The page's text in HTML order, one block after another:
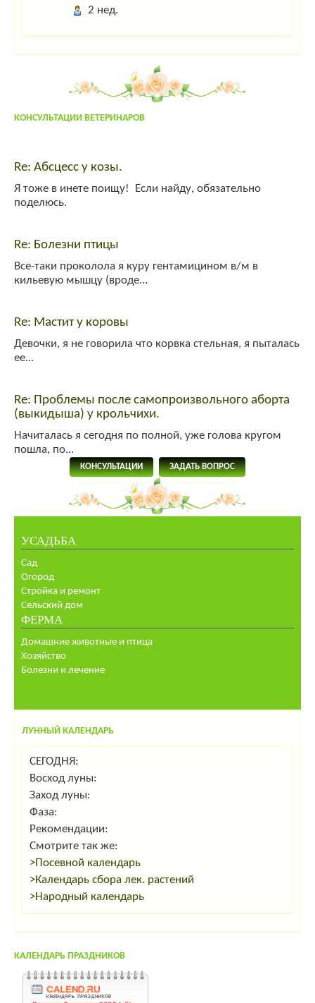
Гость_1236: цафвымфывам
детей,и это не значит что он сэксопильный,просто нос линный,всё
Дорогие гости! Для захода на сайт нажмите "Вход" в правом
верхнем углу. Если вы тут впервые- пройдите несложную "регистрацию"!
admin:привет!
yuly:
2 нед.
КОНСУЛЬТАЦИИ ВЕТЕРИНАРОВ
Re: Абсцесс у козы.
Я тоже в инете поищу! Если найду, обязательно
поделюсь.
Re: Болезни птицы
Все-таки проколола я куру гентамицином в/м в
кильевую мышцу (вроде...
Re: Мастит у коровы
Девочки, я не говорила что корвка стельная, я пыталась
ее...
Re: Проблемы после самопроизвольного аборта
(выкидыша) у крольчихи.
Начиталась я сегодня по полной, уже голова кругом
пошла, по...
КОНСУЛЬТАЦИИ ЗАДАТЬ ВОПРОС
УСАДЬБА
Сад
Огород
Стройка и ремонт
Сельский дом
ФЕРМА
Домашние животные и птица
Хозяйство
Болезни и лечение
ЛУННЫЙ КАЛЕНДАРЬ
СЕГОДНЯ:
Восход луны:
Заход луны:
Фаза:
Рекомендации:
Смотрите так же:
>Посевной календарь
>Календарь сбора лек. растений
>Народный календарь
КАЛЕНДАРЬ ПРАЗДНИКОВ